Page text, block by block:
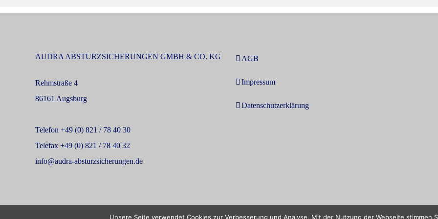
AUDRA ABSTURZSICHERUNGEN GMBH & CO. KG
Rehmstraße 4
86161 Augsburg
Telefon +49 (0) 821 / 78 40 30
Telefax +49 (0) 821 / 78 40 32
info@audra-absturzsicherungen.de
AGB
Impressum
Datenschutzerklärung
Unsere Seite verwendet Cookies zur Verbesserung und Analyse. Mit der Nutzung der Webseite stimmen